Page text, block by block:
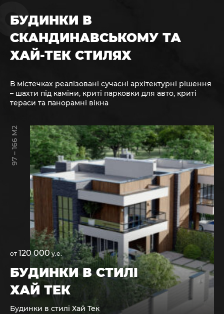
БУДИНКИ В
СКАНДИНАВСЬКОМУ ТА
ХАЙ-ТЕК СТИЛЯХ
В містечках реалізовані сучасні архітектурні рішення
– шахти під каміни, криті парковки для авто, криті
тераси та панорамні вікна
от 120 000у.е.
БУДИНКИ В СТИЛІ
ХАЙ ТЕК
Будинки в стилі Хай Тек
97 – 166 M2